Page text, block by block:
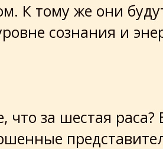
К тому же они
сознания и
что за шестая раса?